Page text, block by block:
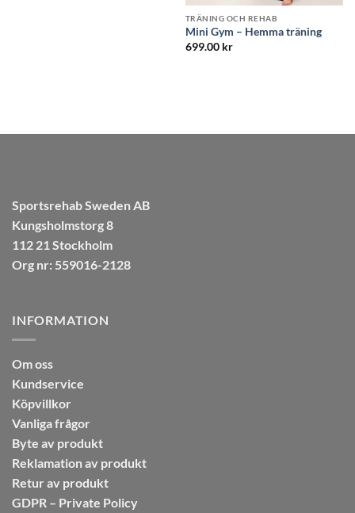
Betygsatt5
av 5
999.00kr
Sportsrehab Sweden AB
Kungsholmstorg 8
112 21 Stockholm
Org nr: 559016-2128
INFORMATION
Om oss
Kundservice
Köpvillkor
Vanliga frågor
Byte av produkt
Reklamation av produkt
Retur av produkt
GDPR – Private Policy